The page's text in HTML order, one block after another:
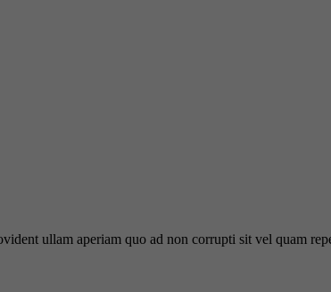
ullam aperiam quo ad non corrupti sit vel quam